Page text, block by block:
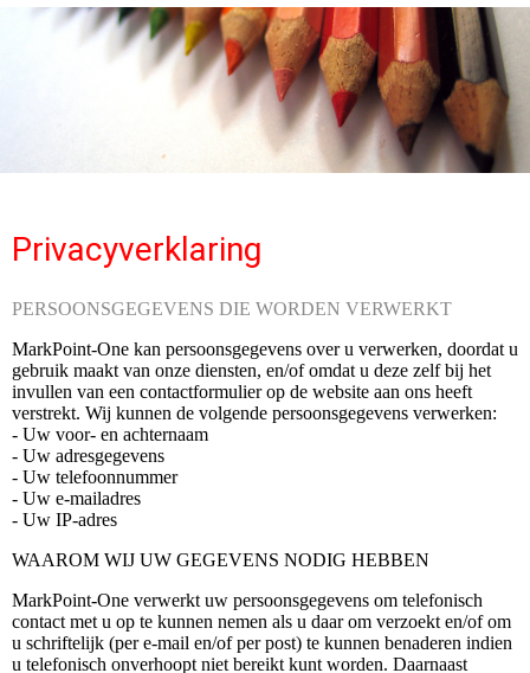
Privacyverklaring
PERSOONSGEGEVENS DIE WORDEN VERWERKT
MarkPoint-One kan persoonsgegevens over u verwerken, doordat u
gebruik maakt van onze diensten, en/of omdat u deze zelf bij het
invullen van een contactformulier op de website aan ons heeft
verstrekt. Wij kunnen de volgende persoonsgegevens verwerken:
- Uw voor- en achternaam
- Uw adresgegevens
- Uw telefoonnummer
- Uw e-mailadres
- Uw IP-adres
WAAROM WIJ UW GEGEVENS NODIG HEBBEN
MarkPoint-One verwerkt uw persoonsgegevens om telefonisch
contact met u op te kunnen nemen als u daar om verzoekt en/of om
u schriftelijk (per e-mail en/of per post) te kunnen benaderen indien
u telefonisch onverhoopt niet bereikt kunt worden. Daarnaast